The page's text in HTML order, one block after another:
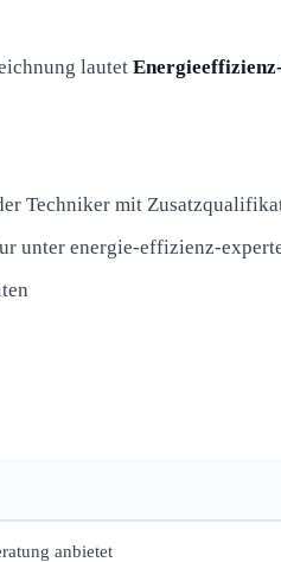
lautet
Techniker mit
unter energie-effizienz-
anbietet